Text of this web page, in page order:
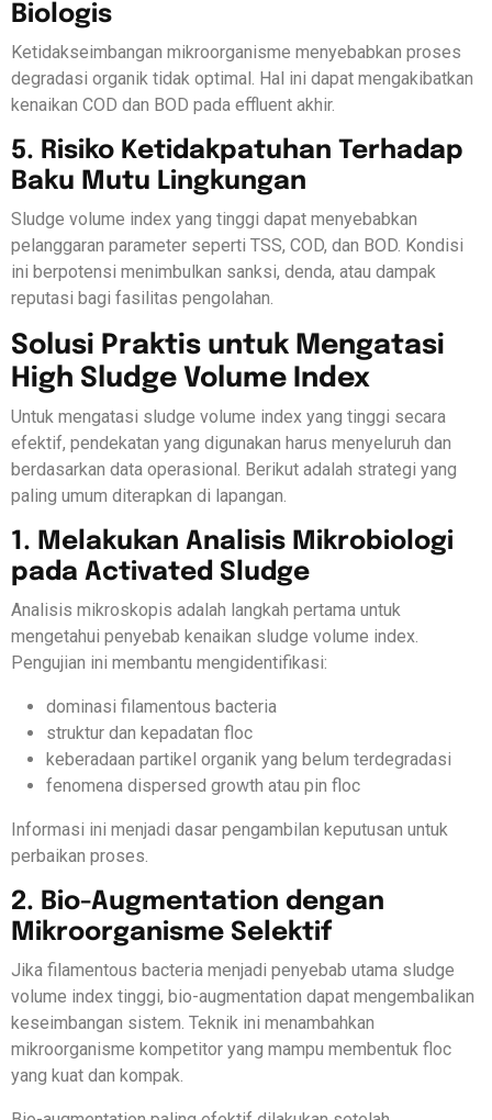
Biologis
Ketidakseimbangan mikroorganisme menyebabkan proses
degradasi organik tidak optimal. Hal ini dapat mengakibatkan
kenaikan COD dan BOD pada effluent akhir.
5. Risiko Ketidakpatuhan Terhadap
Baku Mutu Lingkungan
Sludge volume index yang tinggi dapat menyebabkan
pelanggaran parameter seperti TSS, COD, dan BOD. Kondisi
ini berpotensi menimbulkan sanksi, denda, atau dampak
reputasi bagi fasilitas pengolahan.
Solusi Praktis untuk Mengatasi
High Sludge Volume Index
Untuk mengatasi sludge volume index yang tinggi secara
efektif, pendekatan yang digunakan harus menyeluruh dan
berdasarkan data operasional. Berikut adalah strategi yang
paling umum diterapkan di lapangan.
1. Melakukan Analisis Mikrobiologi
pada Activated Sludge
Analisis mikroskopis adalah langkah pertama untuk
mengetahui penyebab kenaikan sludge volume index.
Pengujian ini membantu mengidentifikasi:
dominasi filamentous bacteria
struktur dan kepadatan floc
keberadaan partikel organik yang belum terdegradasi
fenomena dispersed growth atau pin floc
Informasi ini menjadi dasar pengambilan keputusan untuk
perbaikan proses.
2. Bio-Augmentation dengan
Mikroorganisme Selektif
Jika filamentous bacteria menjadi penyebab utama sludge
volume index tinggi, bio-augmentation dapat mengembalikan
keseimbangan sistem. Teknik ini menambahkan
mikroorganisme kompetitor yang mampu membentuk floc
yang kuat dan kompak.